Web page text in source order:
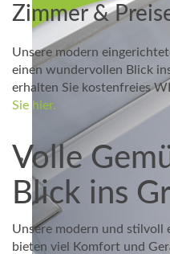
Zimmer &
Unsere modern
einen wundervollen Blick
erhalten Sie kostenfreies
Sie hier.
Volle
Blick ins
Unsere modern und stilvoll
bieten viel Komfort und